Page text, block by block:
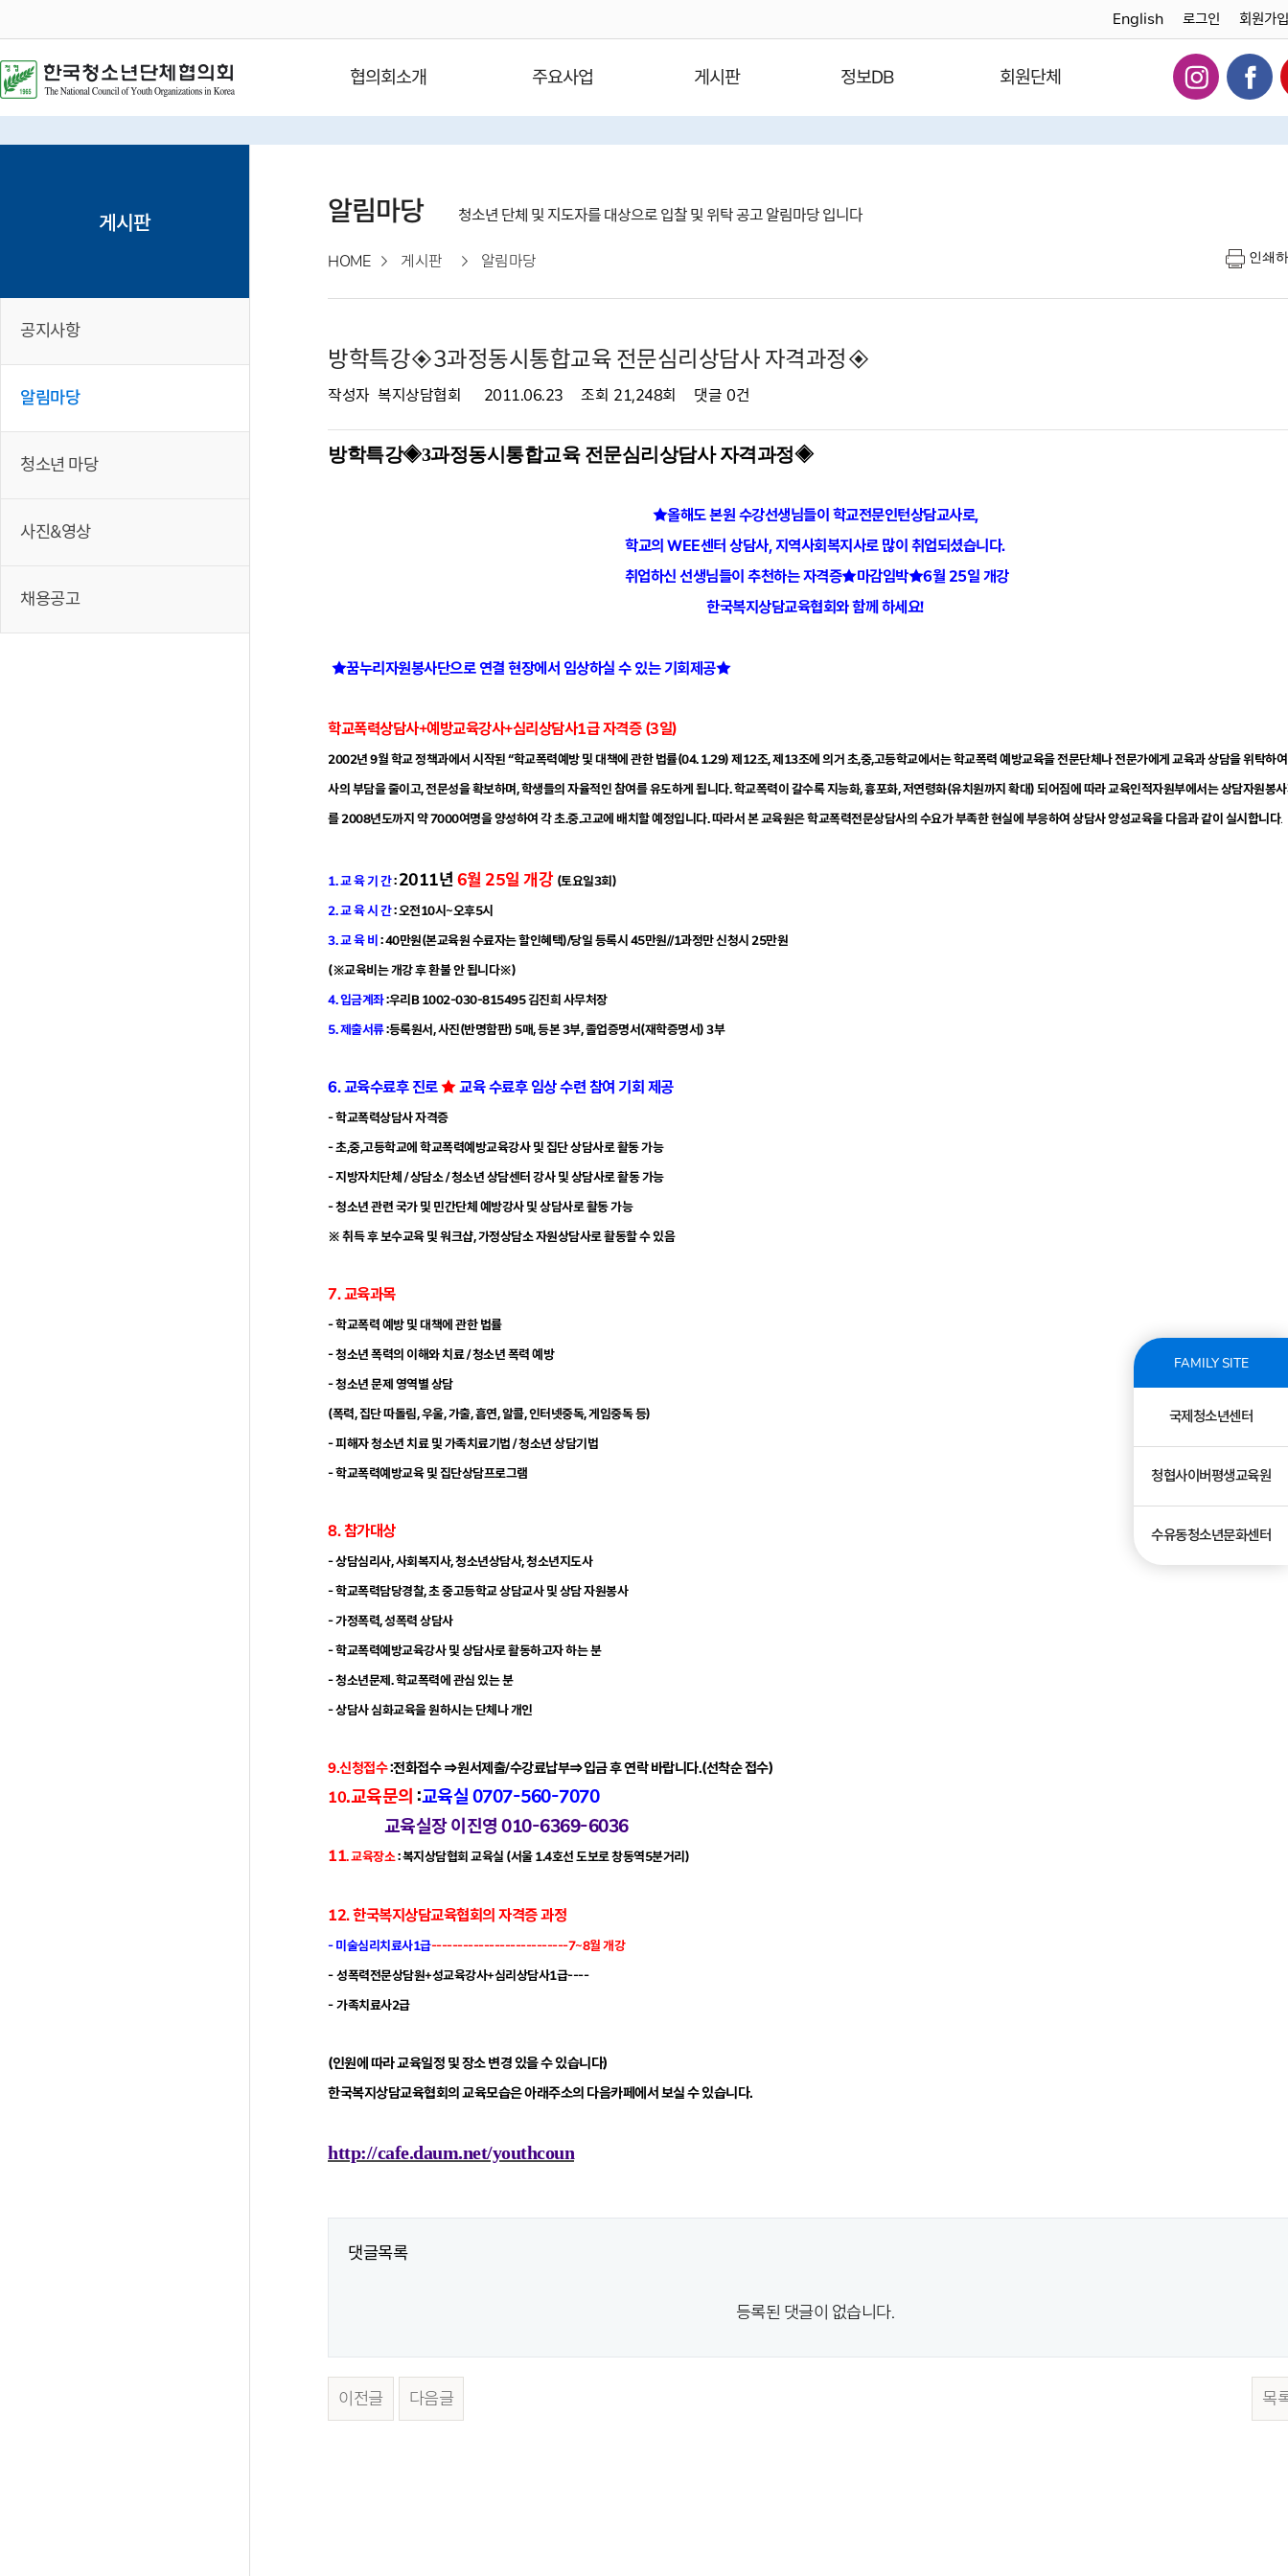
English 로그인 회원가입
협의회소개 주요사업 게시판 정보DB 회원단체
FAMILY SITE
국제청소년센터
청협사이버평생교육원
수유동청소년문화센터
게시판
공지사항
알림마당
청소년 마당
사진&영상
채용공고
알림마당 청소년 단체 및 지도자를 대상으로 입찰 및 위탁 공고 알림마당 입니다
HOME 게시판 알림마당 인쇄
방학특강◈3과정동시통합교육 전문심리상담사 자격과정◈
작성자 복지상담협회 2011.06.23 조회 21,248회 댓글 0건
방학특강◈3과정동시통합교육 전문심리상담사 자격과정◈
★올해도 본원 수강선생님들이 학교전문인턴상담교사로,
학교의 WEE센터 상담사, 지역사회복지사로 많이 취업되셨습니다.
취업하신선생님들이 추천하는 자격증★마감임박★6월 25일 개강
한국복지상담교육협회와 함께 하세요!
★꿈누리자원봉사단으로 연결 현장에서 임상하실 수 있는 기회제공★
학교폭력상담사+예방교육강사+심리상담사1급 자격증 (3일)
2002년 9월 학교 정책과에서 시작된 “학교폭력예방 및 대책에 관한 법률(04. 1.29) 제12조, 제13조에 의거 초,중,고등학교에서는 학교폭력 예방교육을 전문단체나 전문가에게 교육과 상담을 위탁하
사의 부담을 줄이고, 전문성을 확보하며, 학생들의 자율적인 참여를 유도하게 됩니다. 학교폭력이 갈수록 지능화, 흉포화, 저연령화(유치원까지 확대) 되어짐에 따라 교육인적자원부에서는 상담자원봉
를 2008년도까지 약 7000여명을 양성하여 각 초.중.고교에 배치할 예정입니다. 따라서 본 교육원은 학교폭력전문상담사의 수요가 부족한 현실에 부응하여 상담사 양성교육을 다음과 같이 실시합니다.
1. 교 육 기 간:2011년 6월 25일 개강 (토요일3회)
2. 교 육 시 간: 오전10시~오후5시
3. 교 육 비: 40만원(본교육원 수료자는 할인혜택)/당일 등록시 45만원//1과정만 신청시 25만원
(※교육비는 개강 후 환불 안 됩니다※)
4. 입금계좌:우리B 1002-030-815495 김진희 사무처장
5. 제출서류:등록원서, 사진(반명함판) 5매, 등본 3부, 졸업증명서(재학증명서) 3부
6. 교육수료후 진로★교육 수료후 임상 수련 참여 기회 제공
- 학교폭력상담사 자격증
- 초,중,고등학교에 학교폭력예방교육강사 및 집단 상담사로 활동 가능
- 지방자치단체 / 상담소 / 청소년 상담센터 강사 및 상담사로 활동 가능
- 청소년 관련 국가 및 민간단체 예방강사 및 상담사로 활동 가능
※ 취득 후 보수교육 및 워크샵, 가정상담소 자원상담사로 활동할 수 있음
7. 교육과목
- 학교폭력 예방 및 대책에 관한 법률
- 청소년 폭력의 이해와 치료 / 청소년 폭력 예방
- 청소년 문제 영역별 상담
(폭력, 집단 따돌림, 우울, 가출, 흡연, 알콜, 인터넷중독, 게임중독 등)
- 피해자 청소년 치료 및 가족치료기법 / 청소년 상담기법
- 학교폭력예방교육 및 집단상담프로그램
8. 참가대상
- 상담심리사, 사회복지사, 청소년상담사, 청소년지도사
- 학교폭력담당경찰, 초 중고등학교 상담교사 및 상담 자원봉사
- 가정폭력, 성폭력 상담사
- 학교폭력예방교육강사 및 상담사로 활동하고자 하는 분
- 청소년문제. 학교폭력에 관심 있는 분
- 상담사 심화교육을 원하시는 단체나 개인
9.신청접수:전화접수 ⇒원서제출/수강료납부⇒입금 후 연락 바랍니다.(선착순 접수)
10.교육문의 :교육실 0707-560-7070
교육실장 이진영 010-6369-6036
11. 교육장소: 복지상담협회 교육실 (서울 1.4호선 도보로 창동역5분거리)
12. 한국복지상담교육협회의 자격증 과정
- 미술심리치료사1급--------------------------7~8월 개강
- 성폭력전문상담원+성교육강사+심리상담사1급----
- 가족치료사2급
(인원에 따라 교육일정 및 장소 변경 있을 수 있습니다)
한국복지상담교육협회의 교육모습은 아래주소의 다음카페에서 보실 수 있습니다.
http://cafe.daum.net/youthcoun
댓글목록
등록된 댓글이 없습니다.
이전글 다음글 목